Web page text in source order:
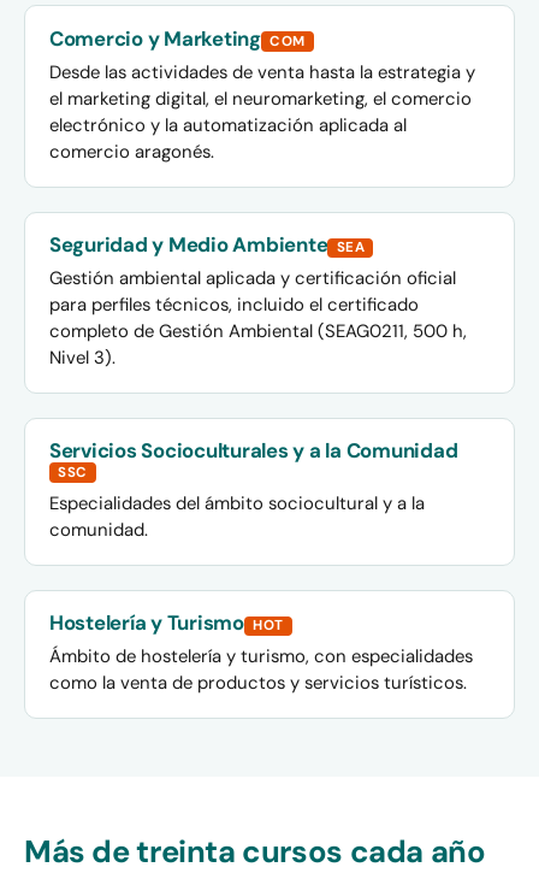
Comercio y Marketing COM
Desde las actividades de venta hasta la estrategia y
el marketing digital, el neuromarketing, el comercio
electrónico y la automatización aplicada al
comercio aragonés.
Seguridad y Medio Ambiente SEA
Gestión ambiental aplicada y certificación oficial
para perfiles técnicos, incluido el certificado
completo de Gestión Ambiental (SEAG0211, 500 h,
Nivel 3).
Servicios Socioculturales y a la Comunidad
SSC
Especialidades del ámbito sociocultural y a la
comunidad.
Hostelería y Turismo HOT
Ámbito de hostelería y turismo, con especialidades
como la venta de productos y servicios turísticos.
Más de treinta cursos cada año